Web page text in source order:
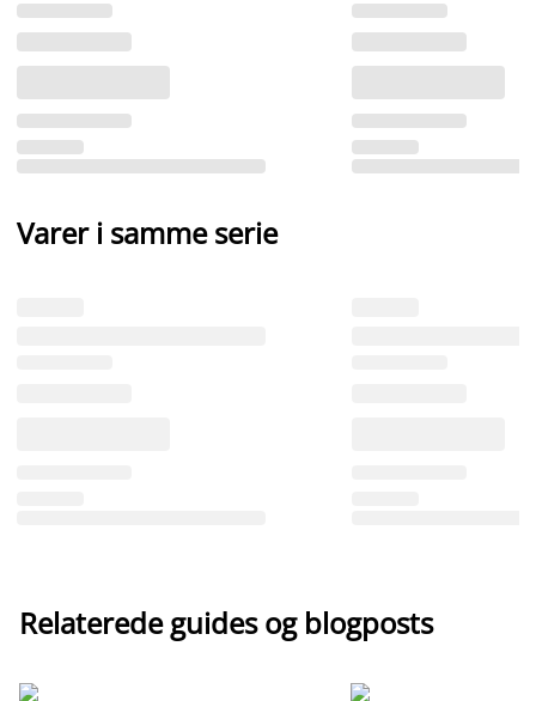
Varer i samme serie
Relaterede guides og blogposts